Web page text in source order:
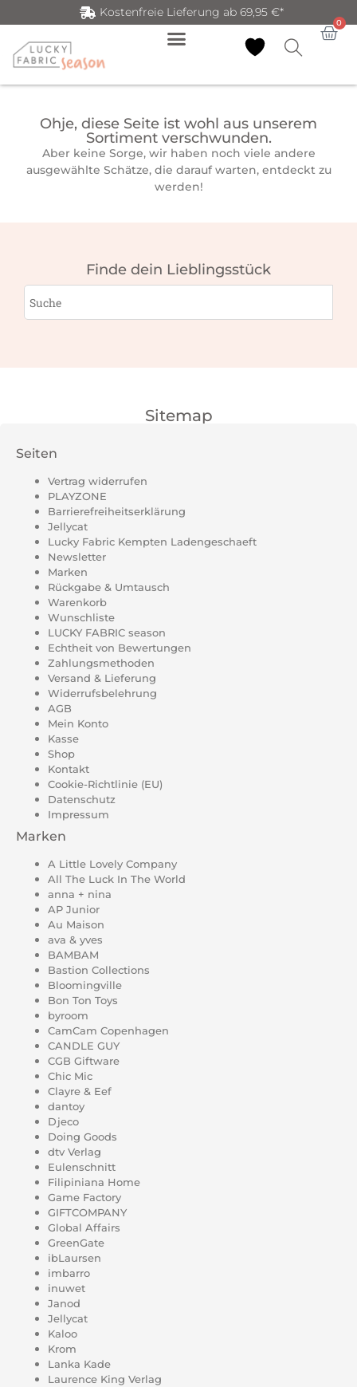
Kostenfreie Lieferung ab 69,95 €*
0
Ohje, diese Seite ist wohl aus unserem
Sortiment verschwunden.
Aber keine Sorge, wir haben noch viele andere
ausgewählte Schätze, die darauf warten, entdeckt zu
werden!
Finde dein Lieblingsstück
Sitemap
Seiten
Vertrag widerrufen
PLAYZONE
Barrierefreiheitserklärung
Jellycat
Lucky Fabric Kempten Ladengeschaeft
Newsletter
Marken
Rückgabe & Umtausch
Warenkorb
Wunschliste
LUCKY FABRIC season
Echtheit von Bewertungen
Zahlungsmethoden
Versand & Lieferung
Widerrufsbelehrung
AGB
Mein Konto
Kasse
Shop
Kontakt
Cookie-Richtlinie (EU)
Datenschutz
Impressum
Marken
A Little Lovely Company
All The Luck In The World
anna + nina
AP Junior
Au Maison
ava & yves
BAMBAM
Bastion Collections
Bloomingville
Bon Ton Toys
byroom
CamCam Copenhagen
CANDLE GUY
CGB Giftware
Chic Mic
Clayre & Eef
dantoy
Djeco
Doing Goods
dtv Verlag
Eulenschnitt
Filipiniana Home
Game Factory
GIFTCOMPANY
Global Affairs
GreenGate
ibLaursen
imbarro
inuwet
Janod
Jellycat
Kaloo
Krom
Lanka Kade
Laurence King Verlag